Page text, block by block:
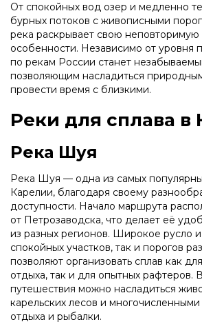
От спокойных вод озер и медленно
бурных потоков с живописными
река раскрывает свою неповторимую
особенности. Независимо от уровня
по рекам России станет
позволяющим насладиться
провести время с близкими.
Реки для сплава в
Река Шуя
Река Шуя — одна из самых
Карелии, благодаря своему
доступности. Начало маршрута
от Петрозаводска, что делает её
из разных регионов. Широкое русло
спокойных участков, так и порогов
позволяют организовать сплав как
отдыха, так и для опытных рафтеров.
путешествия можно насладиться
карельских лесов и
отдыха и рыбалки.